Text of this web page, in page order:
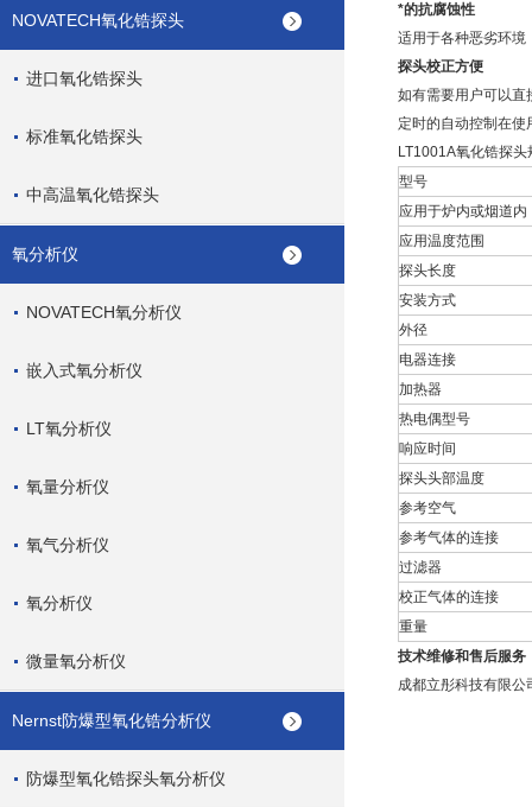
NOVATECH氧化锆探头
进口氧化锆探头
标准氧化锆探头
中高温氧化锆探头
氧分析仪
NOVATECH氧分析仪
嵌入式氧分析仪
LT氧分析仪
氧量分析仪
氧气分析仪
氧分析仪
微量氧分析仪
Nernst防爆型氧化锆分析仪
防爆型氧化锆探头氧分析仪
*的抗腐蚀性
适用于各种恶劣环境
探头校正方便
如有需要用户可以直
定时的自动控制在
LT1001A氧化锆探头
型号
应用于炉内或烟道内
应用温度范围
探头长度
安装方式
外径
电器连接
加热器
热电偶型号
响应时间
探头头部温度
参考空气
参考气体的连接
过滤器
校正气体的连接
重量
技术维修和售后服务
成都立彤科技有限